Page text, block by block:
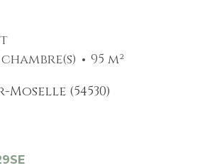
95 m²
Moselle (54530)